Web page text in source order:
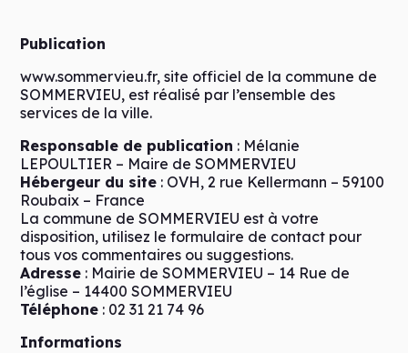
Publication
www.sommervieu.fr, site officiel de la commune de
SOMMERVIEU, est réalisé par l’ensemble des
services de la ville.
Responsable de publication : Mélanie
LEPOULTIER – Maire de SOMMERVIEU
Hébergeur du site : OVH, 2 rue Kellermann – 59100
Roubaix – France
La commune de SOMMERVIEU est à votre
disposition, utilisez le formulaire de contact pour
tous vos commentaires ou suggestions.
Adresse : Mairie de SOMMERVIEU – 14 Rue de
l’église – 14400 SOMMERVIEU
Téléphone : 02 31 21 74 96
Informations